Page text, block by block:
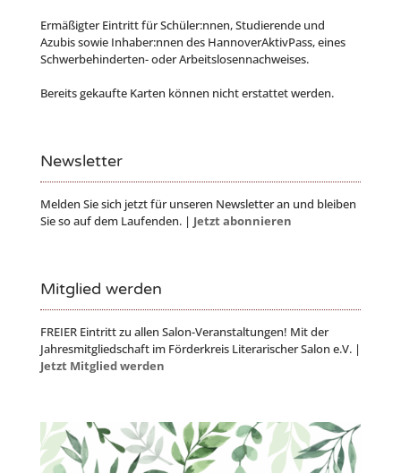
Ermäßigter Eintritt für Schüler:nnen, Studierende und
Azubis sowie Inhaber:nnen des HannoverAktivPass, eines
Schwerbehinderten- oder Arbeitslosennachweises.
Bereits gekaufte Karten können nicht erstattet werden.
Newsletter
Melden Sie sich jetzt für unseren Newsletter an und bleiben
Sie so auf dem Laufenden. | Jetzt abonnieren
Mitglied werden
FREIER Eintritt zu allen Salon-Veranstaltungen! Mit der
Jahresmitgliedschaft im Förderkreis Literarischer Salon e.V. |
Jetzt Mitglied werden